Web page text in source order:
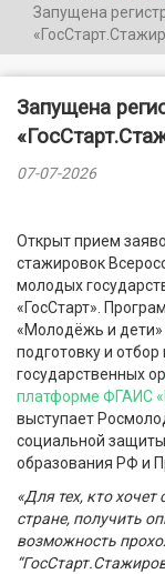
Запущена
Запущена
07-07-2026
Открыт прием
стажировок
молодых
«ГосСтарт».
«Молодёжь и дети»
подготовку и
государственных
платформе ФГАИС
выступает
социальной
образования РФ и
«Для тех, кто
стране, получить
возможность